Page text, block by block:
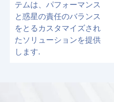
テムは、パフォーマンス
と惑星の責任のバランス
をとるカスタマイズされ
たソリューションを提供
します.